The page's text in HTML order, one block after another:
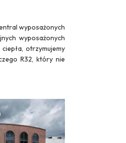
wyposażonych
wyposażonych
otrzymujemy
R32, który nie